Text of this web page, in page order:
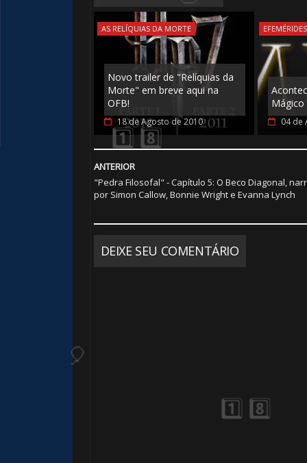
AS RELÍQUIAS DA MORTE
Novo trailer de "Relíquias da
Morte" em breve aqui na
OFB!
18 de Agosto de 2010
EFEMÉRIDES
Mágico
04 de
ANTERIOR
"Pedra Filosofal" - Capítulo 5: O Beco Diagonal,
por Simon Callow, Bonnie Wright e Evanna Lynch
DEIXE SEU COMENTÁRIO
⚡